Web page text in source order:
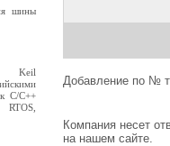
шины
Keil
C/C++
Добавление по №
Компания несет
на нашем сайте.